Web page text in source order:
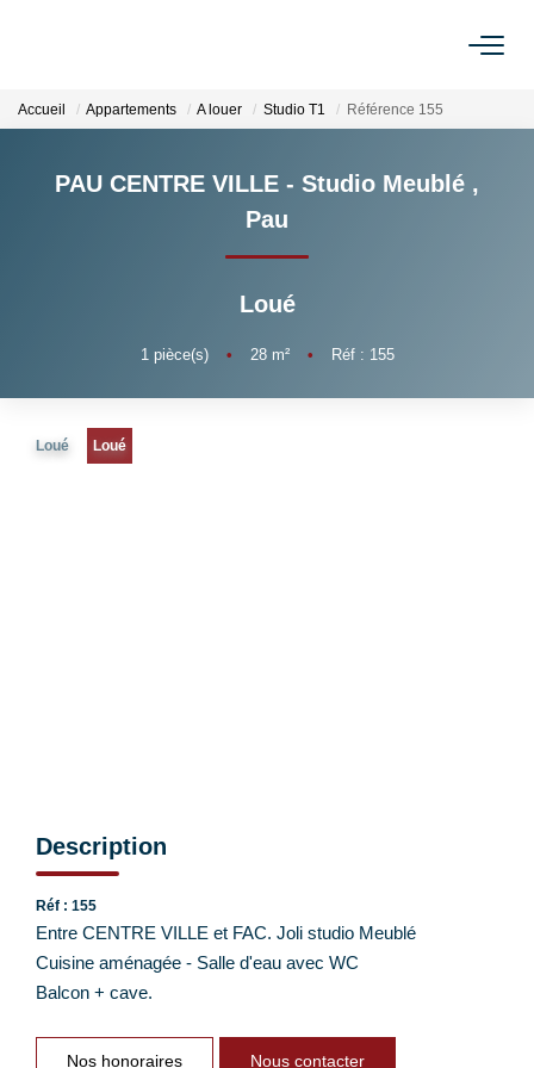
VENTES
LOCATIONS
GESTION
NOTRE AGENCE
Accueil Appartements A louer Studio T1 Référence 155
PAU CENTRE VILLE - Studio Meublé ,
Pau
Loué
1 pièce(s) • 28m² • Réf : 155
Loué Loué
Description
Réf : 155
Entre CENTRE VILLE et FAC. Joli studio Meublé
Cuisine aménagée - Salle d'eau avec WC
Balcon + cave.
Nos honoraires Nous contacter